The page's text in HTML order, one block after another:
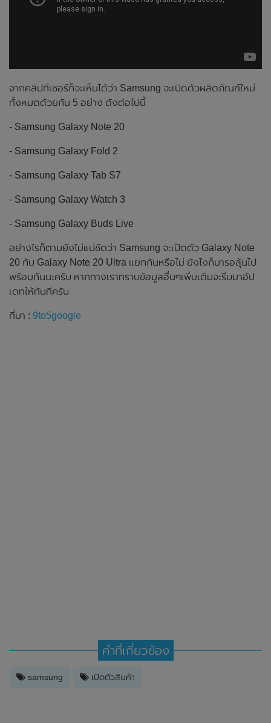
จากคลิปทีเซอร์ก็จะเห็นได้ว่า Samsung จะเปิดตัวผลิตภัณฑ์ใหม่
ทั้งหมดด้วยกัน 5 อย่าง ดังต่อไปนี้
- Samsung Galaxy Note 20
- Samsung Galaxy Fold 2
- Samsung Galaxy Tab S7
- Samsung Galaxy Watch 3
- Samsung Galaxy Buds Live
อย่างไรก็ตามยังไม่แน่ชัดว่า Samsung จะเปิดตัว Galaxy Note
20 กับ Galaxy Note 20 Ultra แยกกันหรือไม่ ยังไงก็มารอลุ้นไป
พร้อมกันนะครับ หากทางเราทราบข้อมูลอื่นๆเพิ่มเติมจะรีบมาอัป
เดทให้ทันทีครับ
ที่มา : 9to5google
คำที่เกี่ยวข้อง
samsung เปิดตัวสินค้า